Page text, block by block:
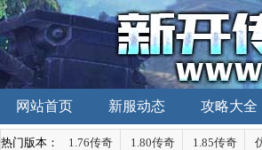
网站首页 新服动态 攻略大全
热门版本： 1.76传奇 1.80传奇 1.85传奇